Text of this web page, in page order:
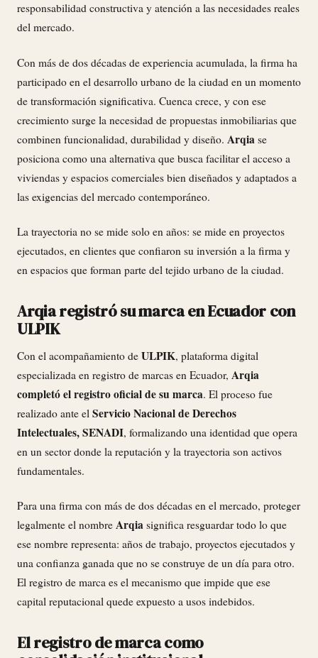
responsabilidad constructiva y atención a las necesidades reales
del mercado.
Con más de dos décadas de experiencia acumulada, la firma ha
participado en el desarrollo urbano de la ciudad en un momento
de transformación significativa. Cuenca crece, y con ese
crecimiento surge la necesidad de propuestas inmobiliarias que
combinen funcionalidad, durabilidad y diseño. Arqia se
posiciona como una alternativa que busca facilitar el acceso a
viviendas y espacios comerciales bien diseñados y adaptados a
las exigencias del mercado contemporáneo.
La trayectoria no se mide solo en años: se mide en proyectos
ejecutados, en clientes que confiaron su inversión a la firma y
en espacios que forman parte del tejido urbano de la ciudad.
Arqia registró su marca en Ecuador con
ULPIK
Con el acompañamiento de ULPIK, plataforma digital
especializada en registro de marcas en Ecuador, Arqia
completó el registro oficial de su marca. El proceso fue
realizado ante el Servicio Nacional de Derechos
Intelectuales, SENADI, formalizando una identidad que opera
en un sector donde la reputación y la trayectoria son activos
fundamentales.
Para una firma con más de dos décadas en el mercado, proteger
legalmente el nombre Arqia significa resguardar todo lo que
ese nombre representa: años de trabajo, proyectos ejecutados y
una confianza ganada que no se construye de un día para otro.
El registro de marca es el mecanismo que impide que ese
capital reputacional quede expuesto a usos indebidos.
El registro de marca como